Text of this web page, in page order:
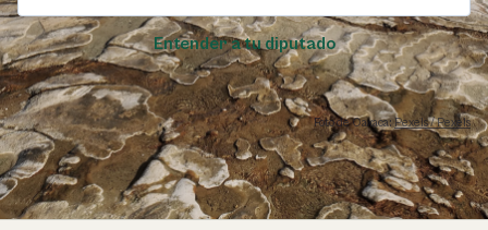
Entender a tu diputado
Foto de Oaxaca:Pexels / Pexels